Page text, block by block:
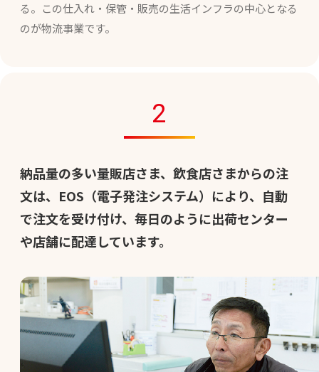
る。この仕入れ・保管・販売の生活インフラの中心となる
のが物流事業です。
2
納品量の多い量販店さま、飲食店さまからの注
文は、EOS（電子発注システム）により、自動
で注文を受け付け、毎日のように出荷センター
や店舗に配達しています。